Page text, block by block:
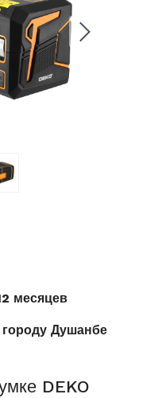
месяцев
городу Душанбе
DEKO